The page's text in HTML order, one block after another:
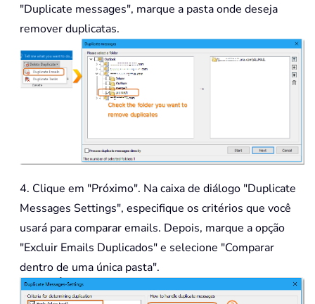
"Duplicate messages", marque a pasta onde deseja
remover duplicatas.
4. Clique em "Próximo". Na caixa de diálogo "Duplicate
Messages Settings", especifique os critérios que você
usará para comparar emails. Depois, marque a opção
"Excluir Emails Duplicados" e selecione "Comparar
dentro de uma única pasta".